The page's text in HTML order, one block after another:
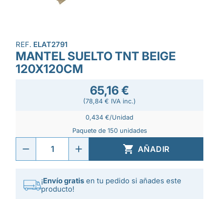
REF. ELAT2791
MANTEL SUELTO TNT BEIGE
120X120CM
65,16 €
(78,84 € IVA inc.)
0,434 €/Unidad
Paquete de 150 unidades
 AÑADIR
¡Envío gratis en tu pedido si añades este
producto!